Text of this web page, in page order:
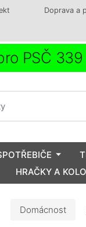
Doprava a
PSČ
HRAČKY A
Domácnost